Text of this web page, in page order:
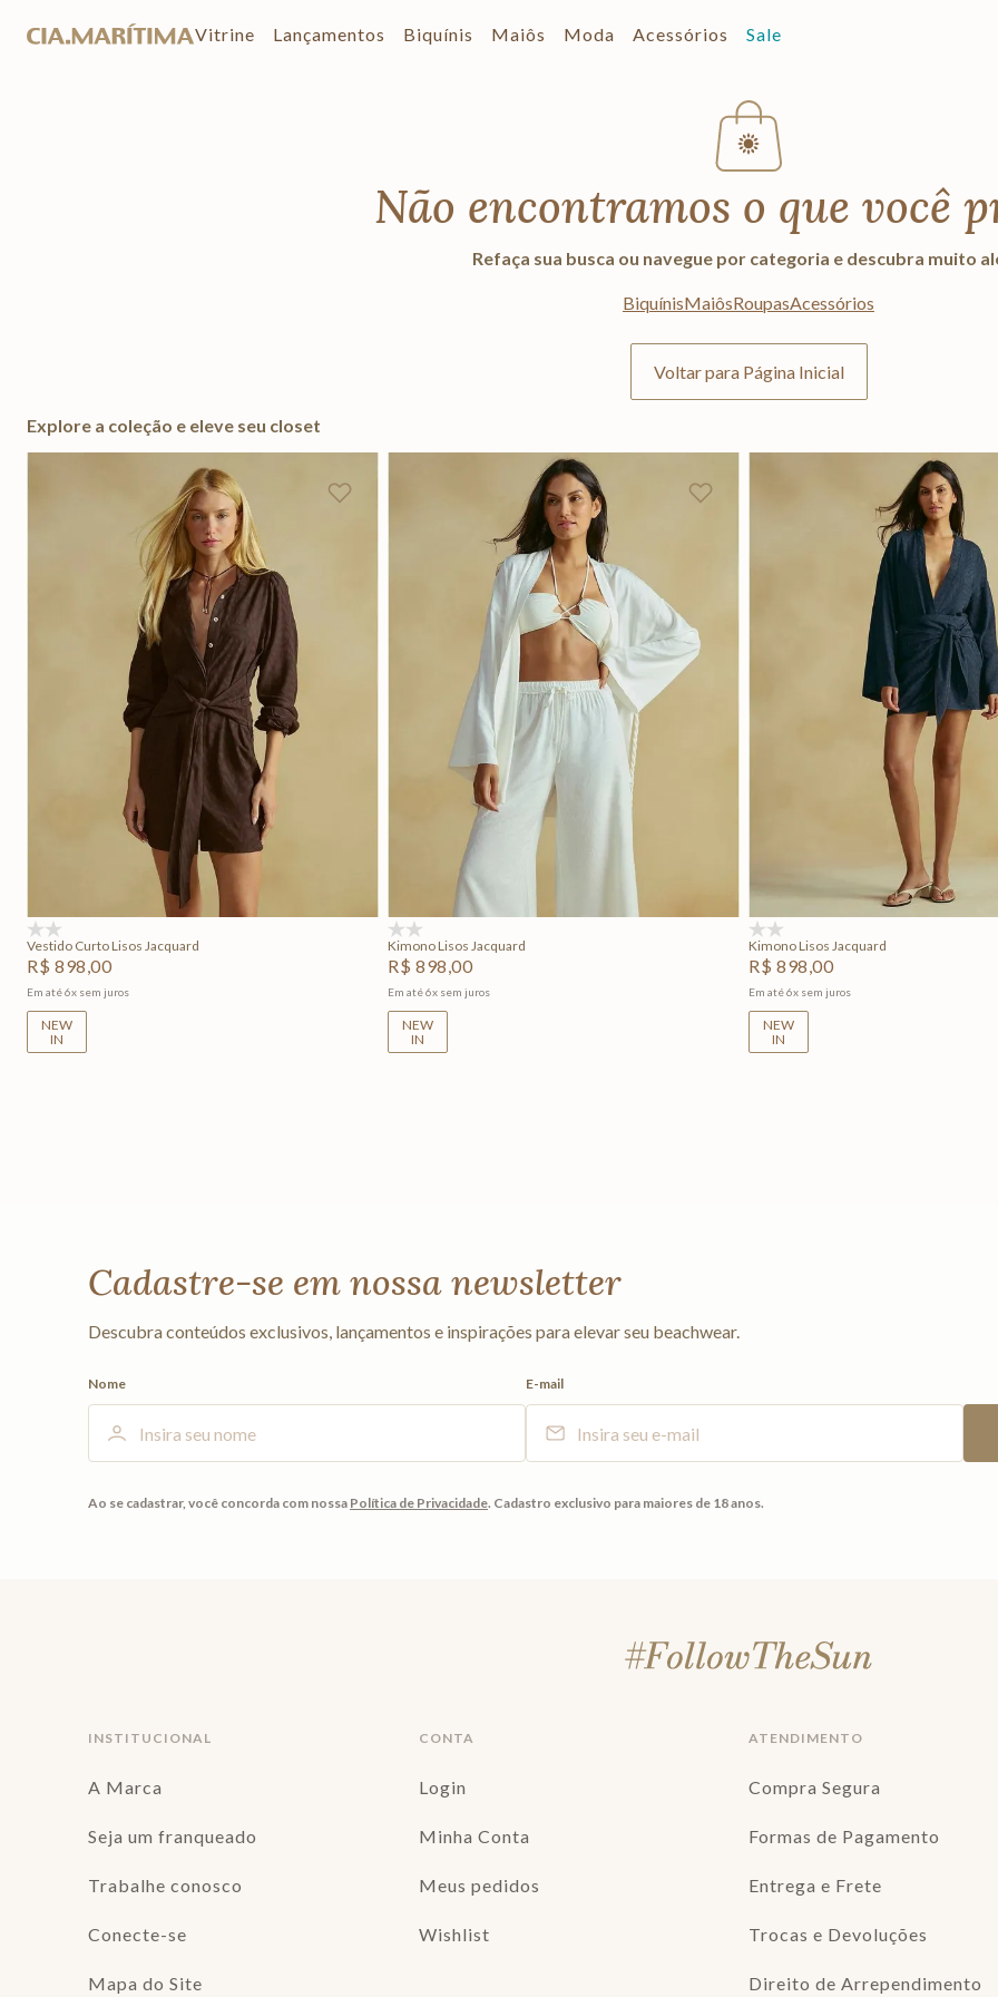
Vitrine Lançamentos Biquínis Maiôs Moda Acessórios Sale
Não encontramos o que você
Refaça sua busca ou navegue por categoria e descubra muito
BiquínisMaiôsRoupasAcessórios
Voltar para Página Inicial
Explore a coleção e eleve seu closet
P M G
Adicionar na sacola
Vestido Curto Lisos Jacquard
R$ 898,00
Em até6x sem juros
NEW
IN
Kimono Lisos Jacquard
R$ 898,00
Em até6x sem juros
NEW
IN
Adicionar na sacola
Kimono Lisos Jacquard
R$ 898,00
Em até6x sem juros
NEW
IN
Cadastre-se em nossa newsletter
Descubra conteúdos exclusivos, lançamentos e inspirações para elevar seu beachwear.
Nome E-mail
Ao se cadastrar, você concorda com nossa Política de Privacidade. Cadastro exclusivo para maiores de 18 anos.
INSTITUCIONAL
A Marca
Seja um franqueado
Trabalhe conosco
Conecte-se
Mapa do Site
CONTA
Login
Minha Conta
Meus pedidos
Wishlist
ATENDIMENTO
Compra Segura
Formas de Pagamento
Entrega e Frete
Trocas e Devoluções
Direito de Arrependimento